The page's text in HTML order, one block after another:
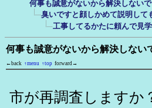
何事も誠意がないから解決しないで
臭いですと顔しかめて説明して
工事してるかたに頼んで見学
何事も誠意がないから解決しない
←back ↑menu ↑top forward→
市が再調査しますか